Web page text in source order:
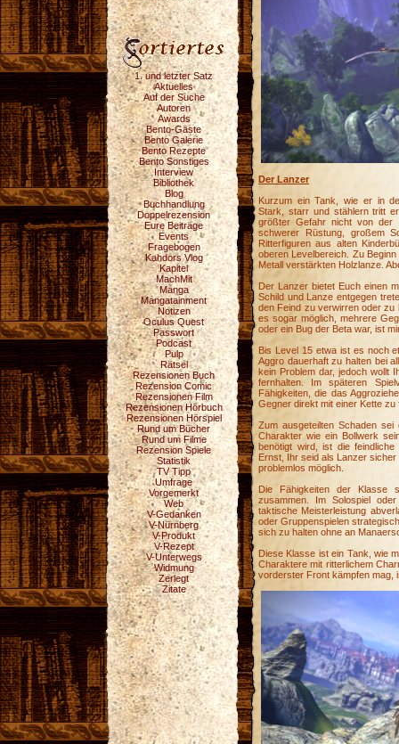
1. und letzter Satz
Aktuelles
Auf der Suche
Autoren
Awards
Bento-Gäste
Bento Galerie
Bento Rezepte
Bento Sonstiges
Interview
Bibliothek
Blog
Buchhandlung
Doppelrezension
Eure Beiträge
Events
Fragebogen
Kahdors Vlog
Kapitel
MachMit
Manga
Mangatainment
Notizen
Oculus Quest
Passwort
Podcast
Pulp
Rätsel
Rezensionen Buch
Rezension Comic
Rezensionen Film
Rezensionen Hörbuch
Rezensionen Hörspiel
Rund um Bücher
Rund um Filme
Rezension Spiele
Statistik
TV Tipp
Umfrage
Vorgemerkt
Web
V-Gedanken
V-Nürnberg
V-Produkt
V-Rezept
V-Unterwegs
Widmung
Zerlegt
Zitate
Der Lanzer
Kurzum ein Tank, wie er in
Stark, starr und stählern tritt
größter Gefahr nicht von der
schwerer Rüstung, großem
Ritterfiguren aus alten
oberen Levelbereich. Zu
Metall verstärkten Holzlanze.
Der Lanzer bietet Euch einen
Schild und Lanze entgegen
den Feind zu verwirren oder zu
es sogar möglich, mehrere
oder ein Bug der Beta war, ist
Bis Level 15 etwa ist es noch
Aggro dauerhaft zu halten bei
kein Problem dar, jedoch wollt
fernhalten. Im späteren
Fähigkeiten, die das
Gegner direkt mit einer Kette
Zum ausgeteilten Schaden
Charakter wie ein Bollwerk
benötigt wird, ist die
Ernst, Ihr seid als Lanzer
problemlos möglich.
Die Fähigkeiten der Klasse
zusammen. Im Solospiel
taktische Meisterleistung
oder Gruppenspielen
sich zu halten ohne an
Diese Klasse ist ein Tank, wie
Charaktere mit ritterlichem
vorderster Front kämpfen mag,